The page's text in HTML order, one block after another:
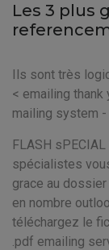
Les 3 plus
Ils sont très
< emailing
mailing system
FLASH sPECIAL
spécialistes
grace au dossier
en nombre
téléchargez le
.pdf emailing